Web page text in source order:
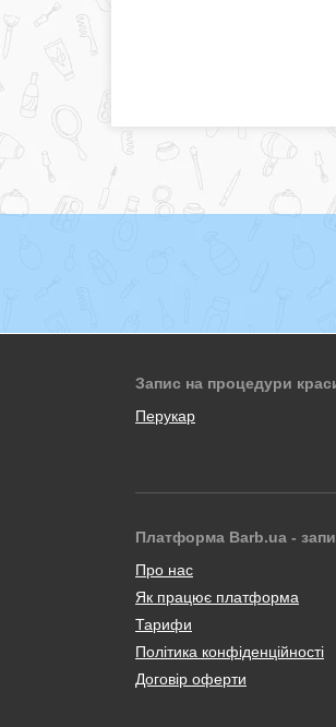
Запис на процедури
Перукар
Платформа Barb.ua -
Про нас
Як працює платформа
Тарифи
Політика конфіденційності
Договір оферти